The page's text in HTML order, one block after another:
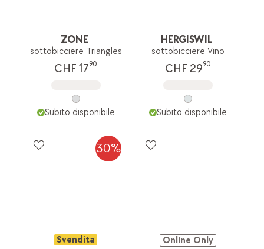
ZONE
sottobicciere Triangles
CHF 1790
Subito disponibile
HERGISWIL
sottobicciere Vino
CHF 2990
Subito disponibile
30%
Svendita Online Only